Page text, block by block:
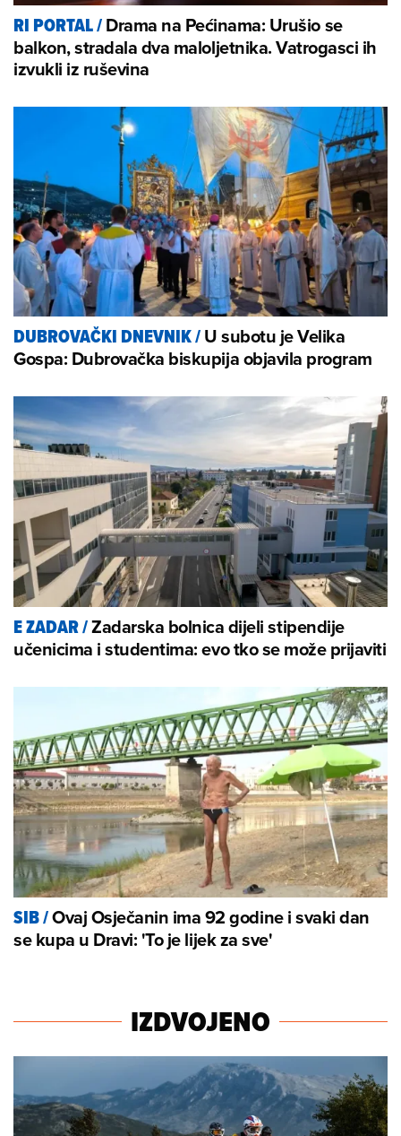
RI PORTAL/Drama na Pećinama: Urušio se
balkon, stradala dva maloljetnika. Vatrogasci ih
izvukli iz ruševina
DUBROVAČKI DNEVNIK/U subotu je Velika
Gospa: Dubrovačka biskupija objavila program
E ZADAR/Zadarska bolnica dijeli stipendije
učenicima i studentima: evo tko se može prijaviti
SIB/Ovaj Osječanin ima 92 godine i svaki dan
se kupa u Dravi: 'To je lijek za sve'
IZDVOJENO